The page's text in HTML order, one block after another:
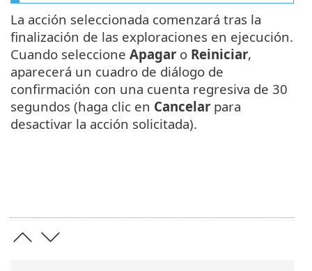
La acción seleccionada comenzará tras la
finalización de las exploraciones en ejecución.
Cuando seleccione Apagar o Reiniciar,
aparecerá un cuadro de diálogo de
confirmación con una cuenta regresiva de 30
segundos (haga clic en Cancelar para
desactivar la acción solicitada).